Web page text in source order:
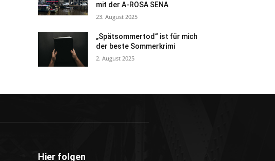
mit der A-ROSA SENA
23. August 2025
„Spätsommertod“ ist für mich
der beste Sommerkrimi
2. August 2025
Hier folgen